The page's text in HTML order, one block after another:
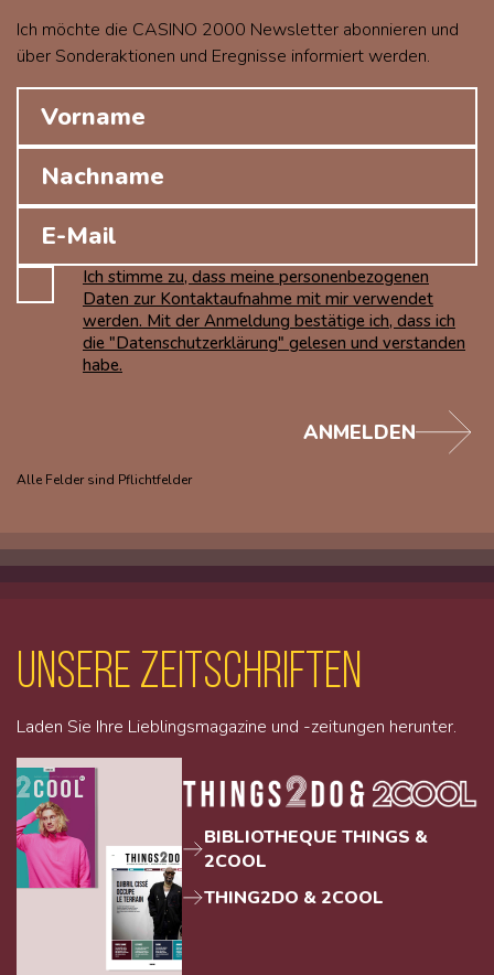
Ich möchte die CASINO 2000 Newsletter abonnieren und
über Sonderaktionen und Eregnisse informiert werden.
Ich stimme zu, dass meine personenbezogenen
Daten zur Kontaktaufnahme mit mir verwendet
werden. Mit der Anmeldung bestätige ich, dass ich
die "Datenschutzerklärung" gelesen und verstanden
habe.
Alle Felder sind Pflichtfelder
ANMELDEN
unsere Zeitschriften
Laden Sie Ihre Lieblingsmagazine und -zeitungen herunter.
BIBLIOTHEQUE THINGS &
2COOL
THING2DO & 2COOL